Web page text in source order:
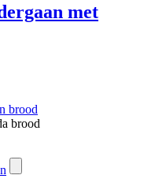
met
brood
brood